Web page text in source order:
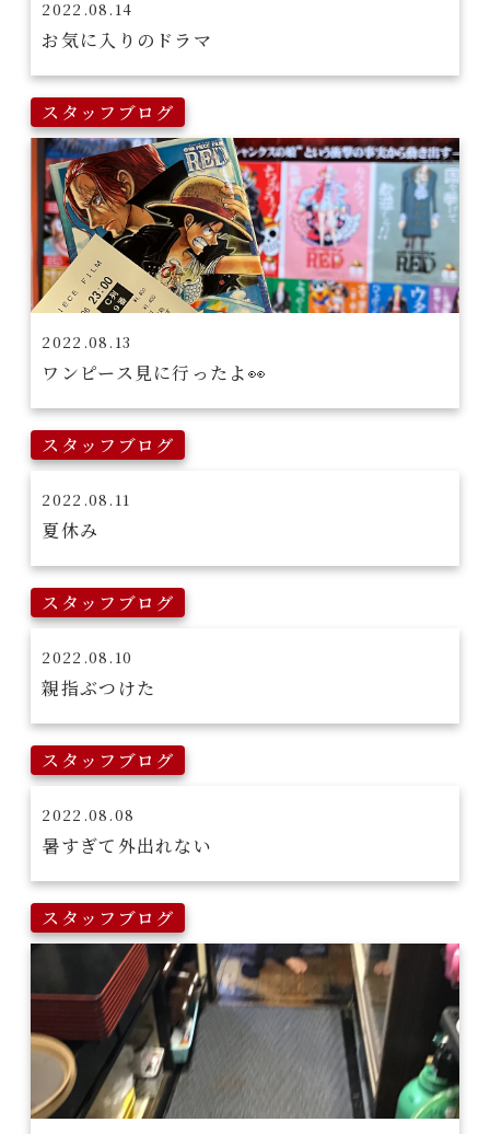
2022.08.14
お気に入りのドラマ
スタッフブログ
2022.08.13
ワンピース見に行ったよ👀
スタッフブログ
2022.08.11
夏休み
スタッフブログ
2022.08.10
親指ぶつけた
スタッフブログ
2022.08.08
暑すぎて外出れない
スタッフブログ